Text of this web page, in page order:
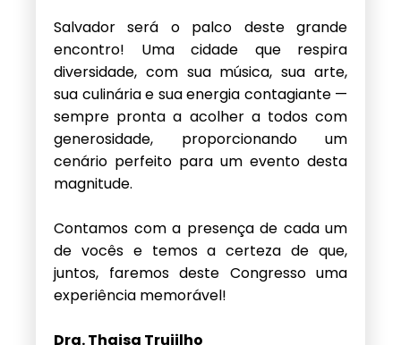
Salvador será o palco deste grande
encontro! Uma cidade que respira
diversidade, com sua música, sua arte,
sua culinária e sua energia contagiante —
sempre pronta a acolher a todos com
generosidade, proporcionando um
cenário perfeito para um evento desta
magnitude.
Contamos com a presença de cada um
de vocês e temos a certeza de que,
juntos, faremos deste Congresso uma
experiência memorável!
Dra. Thaisa Trujilho